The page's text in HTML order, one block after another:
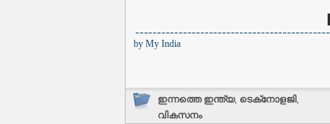
by My India
ഇന്നത്തെ ഇന്ത്യ, ടെക്‌നോളജി,
വികസനം